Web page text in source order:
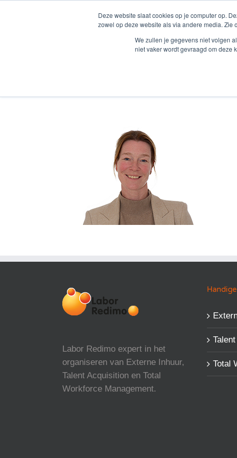
Deze website slaat cookies op je computer op.
zowel op deze website als via andere media.
We zullen je gegevens niet volgen
niet vaker wordt gevraagd om deze
Startseite
Labor Redimo expert in het
organiseren van Externe Inhuur,
Talent Acquisition en Total
Workforce Management.
Total